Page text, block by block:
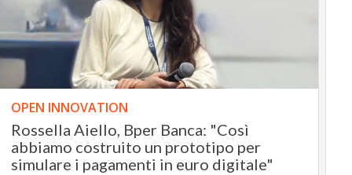
OPEN INNOVATION
Rossella Aiello, Bper Banca: "Così
abbiamo costruito un prototipo per
simulare i pagamenti in euro digitale"